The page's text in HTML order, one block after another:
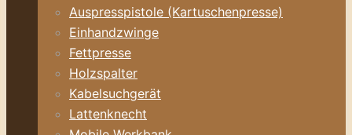
Auspresspistole (Kartuschenpresse)
Einhandzwinge
Fettpresse
Holzspalter
Kabelsuchgerät
Lattenknecht